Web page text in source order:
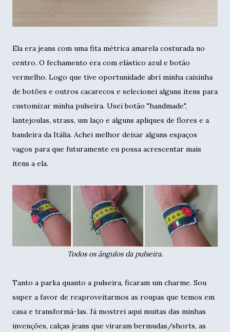
Ela era jeans com uma fita métrica amarela costurada no
centro. O fechamento era com elástico azul e botão
vermelho. Logo que tive oportunidade abri minha caixinha
de botões e outros cacarecos e selecionei alguns itens para
customizar minha pulseira. Usei botão "handmade",
lantejoulas, strass, um laço e alguns apliques de flores e a
bandeira da Itália. Achei melhor deixar alguns espaços
vagos para que futuramente eu possa acrescentar mais
itens a ela.
Todos os ângulos da pulseira.
Tanto a parka quanto a pulseira, ficaram um charme. Sou
super a favor de reaproveitarmos as roupas que temos em
casa e transformá-las. Já mostrei aqui muitas das minhas
invenções, calças jeans que viraram bermudas/shorts, as